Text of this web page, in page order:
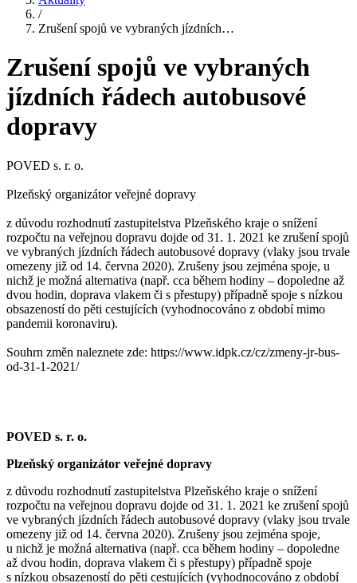
/
Zrušení spojů ve vybraných jízdních…
Zrušení spojů ve vybraných
jízdních řádech autobusové
dopravy
POVED s. r. o.
Plzeňský organizátor veřejné dopravy
z důvodu rozhodnutí zastupitelstva Plzeňského kraje o snížení
rozpočtu na veřejnou dopravu dojde od 31. 1. 2021 ke zrušení spojů
ve vybraných jízdních řádech autobusové dopravy (vlaky jsou trvale
omezeny již od 14. června 2020). Zrušeny jsou zejména spoje, u
nichž je možná alternativa (např. cca během hodiny – dopoledne až
dvou hodin, doprava vlakem či s přestupy) případně spoje s nízkou
obsazeností do pěti cestujících (vyhodnocováno z období mimo
pandemii koronaviru).
Souhrn změn naleznete zde: https://www.idpk.cz/cz/zmeny-jr-bus-
od-31-1-2021/
POVED s. r. o.
Plzeňský organizátor veřejné dopravy
z důvodu rozhodnutí zastupitelstva Plzeňského kraje o snížení
rozpočtu na veřejnou dopravu dojde od 31. 1. 2021 ke zrušení spojů
ve vybraných jízdních řádech autobusové dopravy (vlaky jsou trvale
omezeny již od 14. června 2020). Zrušeny jsou zejména spoje,
u nichž je možná alternativa (např. cca během hodiny – dopoledne
až dvou hodin, doprava vlakem či s přestupy) případně spoje
s nízkou obsazeností do pěti cestujících (vyhodnocováno z období